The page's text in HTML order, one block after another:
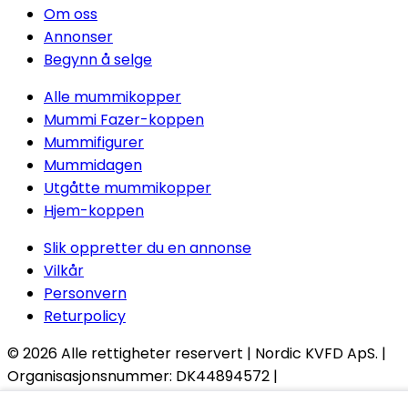
Om oss
Annonser
Begynn å selge
Alle mummikopper
Mummi Fazer-koppen
Mummifigurer
Mummidagen
Utgåtte mummikopper
Hjem-koppen
Slik oppretter du en annonse
Vilkår
Personvern
Returpolicy
© 2026Alle rettigheter reservert | Nordic KVFD ApS. |
Organisasjonsnummer: DK44894572 |